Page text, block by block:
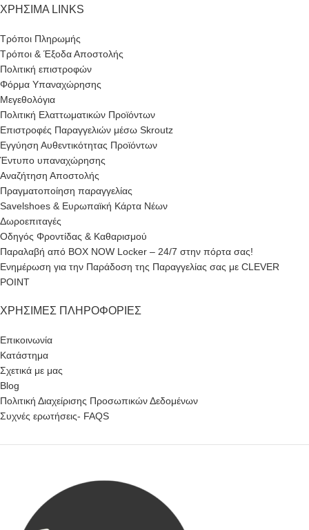
ΧΡΗΣΙΜΑ LINKS
Τρόποι Πληρωμής
Τρόποι & Έξοδα Αποστολής
Πολιτική επιστροφών
Φόρμα Υπαναχώρησης
Μεγεθολόγια
Πολιτική Ελαττωματικών Προϊόντων
Επιστροφές Παραγγελιών μέσω Skroutz
Εγγύηση Αυθεντικότητας Προϊόντων
Έντυπο υπαναχώρησης
Αναζήτηση Αποστολής
Πραγματοποίηση παραγγελίας
Savelshoes & Ευρωπαϊκή Κάρτα Νέων
Δωροεπιταγές
Οδηγός Φροντίδας & Καθαρισμού
Παραλαβή από BOX NOW Locker – 24/7 στην πόρτα σας!
Ενημέρωση για την Παράδοση της Παραγγελίας σας με CLEVER
POINT
ΧΡΉΣΙΜΕΣ ΠΛΗΡΟΦΟΡΊΕΣ
Επικοινωνία
Κατάστημα
Σχετικά με μας
Blog
Πολιτική Διαχείρισης Προσωπικών Δεδομένων
Συχνές ερωτήσεις- FAQS